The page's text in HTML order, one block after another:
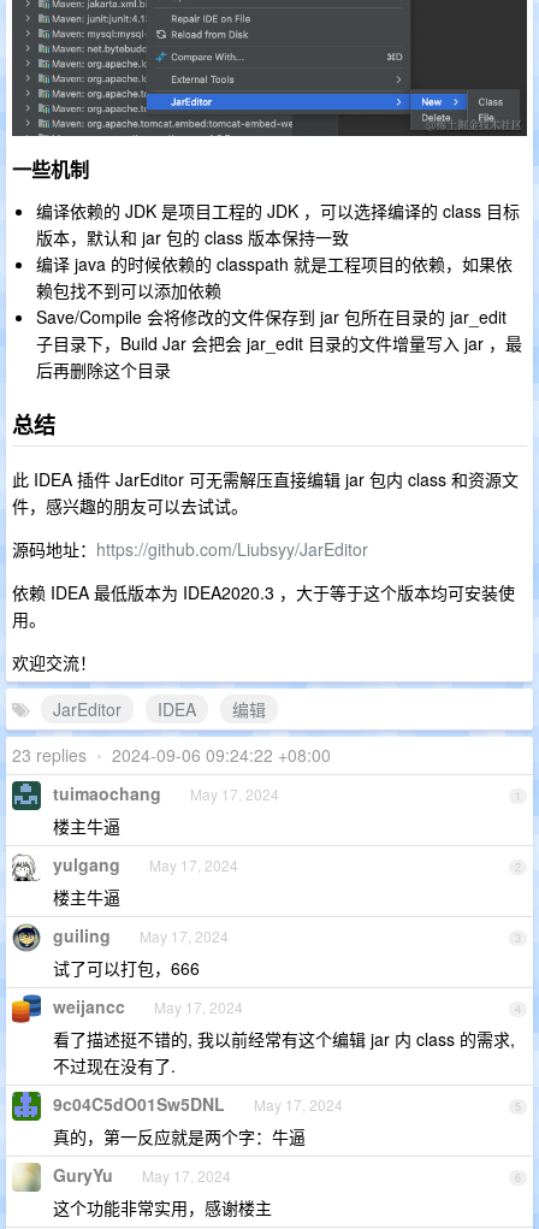
一些机制
编译依赖的 JDK 是项目工程的 JDK ，可以选择编译的 class 目标
版本，默认和 jar 包的 class 版本保持一致
编译 java 的时候依赖的 classpath 就是工程项目的依赖，如果依
赖包找不到可以添加依赖
Save/Compile 会将修改的文件保存到 jar 包所在目录的 jar_edit
子目录下，Build Jar 会把会 jar_edit 目录的文件增量写入 jar ，最
后再删除这个目录
总结
此 IDEA 插件 JarEditor 可无需解压直接编辑 jar 包内 class 和资源文
件，感兴趣的朋友可以去试试。
源码地址： https://github.com/Liubsyy/JarEditor
依赖 IDEA 最低版本为 IDEA2020.3 ，大于等于这个版本均可安装使
用。
欢迎交流！
JarEditor
IDEA
编辑
23 replies • 2024-09-06 09:24:22 +08:00
1
tuimaochang May 17, 2024
楼主牛逼
2
yulgang May 17, 2024
楼主牛逼
3
guiling May 17, 2024
试了可以打包，666
4
weijancc May 17, 2024
看了描述挺不错的, 我以前经常有这个编辑 jar 内 class 的需求,
不过现在没有了.
5
9c04C5dO01Sw5DNL May 17, 2024
真的，第一反应就是两个字：牛逼
6
GuryYu May 17, 2024
这个功能非常实用，感谢楼主